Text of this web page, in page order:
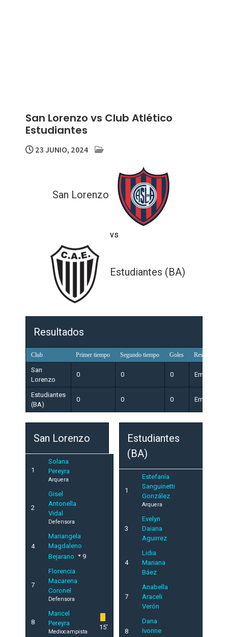
San Lorenzo vs Club Atlético
Estudiantes
23 JUNIO, 2024
San Lorenzo
vs
Estudiantes (BA)
Resultados
Club Primer tiempo Segundo tiempo Goles Resultado
San
Lorenzo
0 0 0 Empate
Estudiantes
(BA)
0 0 0 Empate
San Lorenzo
1
Solana
Pereyra
Arquera
2
Gisel
Antonella
Vidal
Defensora
4
Mariangela
Magdaleno
Bejarano
9
7
Florencia
Macarena
Coronel
Defensora
8
Maricel
Pereyra
Mediocampista
15'
Estudiantes
(BA)
1
Estefanía
Sanguinetti
González
Arquera
3
Evelyn
Daiana
Aguirrez
4
Lidia
Mariana
Báez
7
Anabella
Araceli
Verón
8
Dana
Ivonne